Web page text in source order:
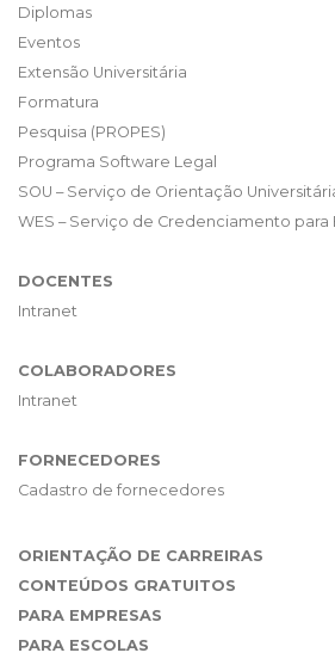
Diplomas
Eventos
Extensão Universitária
Formatura
Pesquisa (PROPES)
Programa Software Legal
SOU – Serviço de Orientação
WES – Serviço de Credenciamento para
DOCENTES
Intranet
COLABORADORES
Intranet
FORNECEDORES
Cadastro de fornecedores
ORIENTAÇÃO DE CARREIRAS
CONTEÚDOS GRATUITOS
PARA EMPRESAS
PARA ESCOLAS